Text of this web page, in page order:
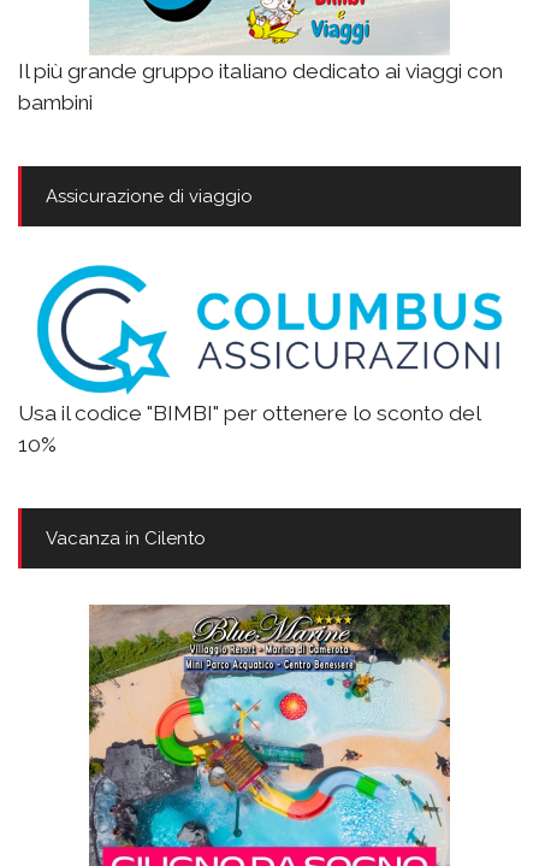
Il più grande gruppo italiano dedicato ai viaggi con
bambini
Assicurazione di viaggio
Usa il codice "BIMBI" per ottenere lo sconto del
10%
Vacanza in Cilento